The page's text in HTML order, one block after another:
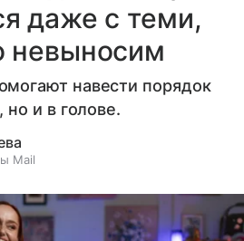
даже с теми,
невыносим
навести порядок
но и в голове.
Mail